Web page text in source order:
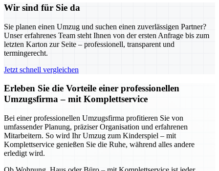
Wir sind für Sie da
Sie planen einen Umzug und suchen einen zuverlässigen Partner?
Unser erfahrenes Team steht Ihnen von der ersten Anfrage bis zum
letzten Karton zur Seite – professionell, transparent und
termingerecht.
Jetzt schnell vergleichen
Erleben Sie die Vorteile einer professionellen
Umzugsfirma – mit Komplettservice
Bei einer professionellen Umzugsfirma profitieren Sie von
umfassender Planung, präziser Organisation und erfahrenen
Mitarbeitern. So wird Ihr Umzug zum Kinderspiel – mit
Komplettservice genießen Sie die Ruhe, während alles andere
erledigt wird.